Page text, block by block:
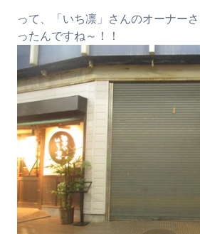
って、「いち凛」さんのオーナー
ったんですね～！！